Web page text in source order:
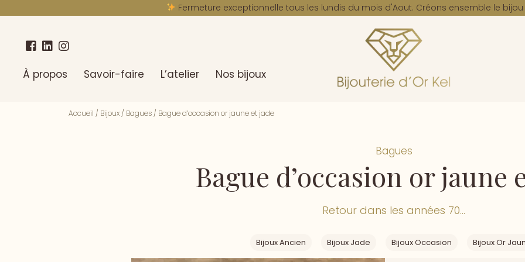
Fermeture exceptionnelle tous les lundis du mois d'Aout. Créons ensemble le
À propos Savoir-faire L’atelier Nos bijoux
Accueil / Bijoux / Bagues / Bague d’occasion or jaune et jade
Bagues
Bague d’occasion or jaune
Retour dans les années 70...
Bijoux Ancien Bijoux Jade Bijoux Occasion Bijoux Or